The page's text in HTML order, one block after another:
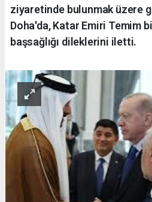
ziyaretinde bulunmak üzere
Doha'da, Katar Emiri Temim
başsağlığı dileklerini iletti.